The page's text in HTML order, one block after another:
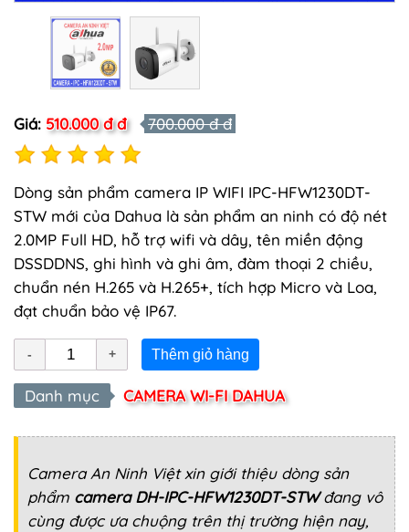
Giá: 510.000 đ đ 700.000 đ đ
Dòng sản phẩm camera IP WIFI IPC-HFW1230DT-
STW mới của Dahua là sản phẩm an ninh có độ nét
2.0MP Full HD, hỗ trợ wifi và dây, tên miền động
DSSDDNS, ghi hình và ghi âm, đàm thoại 2 chiều,
chuẩn nén H.265 và H.265+, tích hợp Micro và Loa,
đạt chuẩn bảo vệ IP67.
Thêm giỏ hàng
Danh mục CAMERA WI-FI DAHUA
Camera An Ninh Việtxin giới thiệu dòng sản
phẩm camera DH-IPC-HFW1230DT-STWđang vô
cùng được ưa chuộng trên thị trường hiện nay,